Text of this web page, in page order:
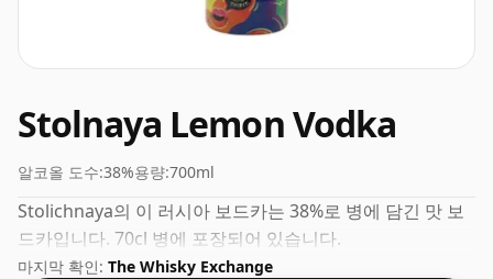
Stolnaya Lemon Vodka
알코올 도수:38%용량:700ml
Stolichnaya의 이 러시아 보드카는 38%로 병에 담긴 맛 보
드카입니다. 70cl 병에 포장되어 있습니다.
마지막 확인: The Whisky Exchange